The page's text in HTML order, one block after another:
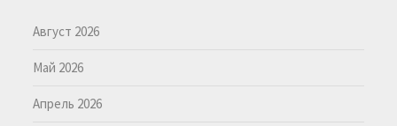
Август 2026
Май 2026
Апрель 2026